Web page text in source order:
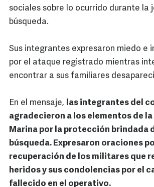
sociales sobre lo ocurrido durante la
búsqueda.
Sus integrantes expresaron miedo e
por el ataque registrado mientras
encontrar a sus familiares
En el mensaje, las integrantes del
agradecieron a los elementos de
Marina por la protección brindada
búsqueda. Expresaron oraciones
recuperación de los militares que
heridos y sus condolencias por el
fallecido en el operativo.